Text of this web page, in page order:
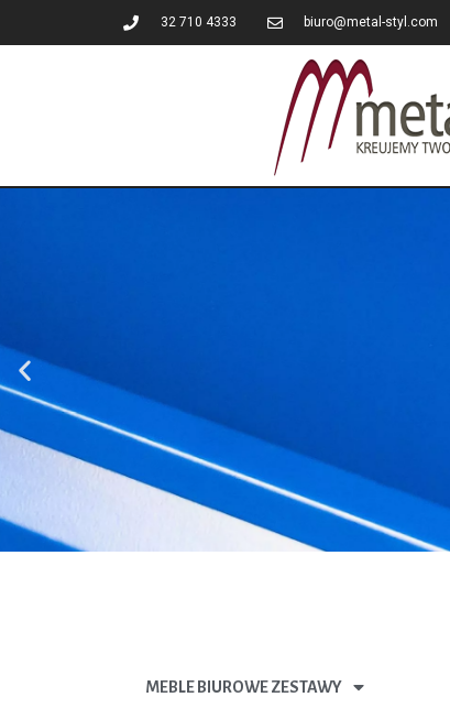
32 710 4333 biuro@metal-styl.com
MEBLE BIUROWE ZESTAWY